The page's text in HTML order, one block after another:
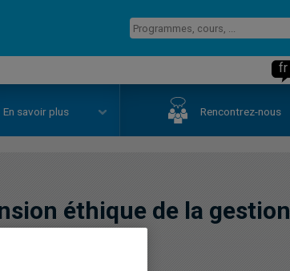
fr
En savoir plus Rencontrez-nous
éthique de la gestion